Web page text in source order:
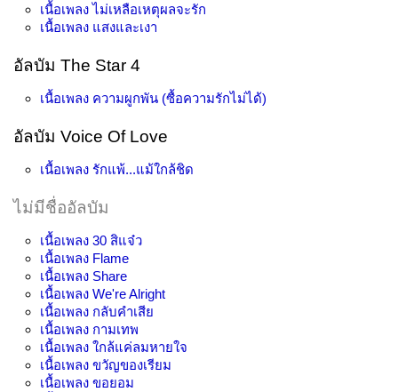
เนื้อเพลงไม่เหลือเหตุผลจะรัก
เนื้อเพลง แสงและเงา
อัลบัม The Star 4
เนื้อเพลง ความผูกพัน (ซื้อความรักไม่ได้)
อัลบัม Voice Of Love
เนื้อเพลง รักแพ้...แม้ใกล้ชิด
ไม่มีชื่ออัลบัม
เนื้อเพลง 30 สิแจ๋ว
เนื้อเพลง Flame
เนื้อเพลง Share
เนื้อเพลง We're Alright
เนื้อเพลง กลับคำเสีย
เนื้อเพลง กามเทพ
เนื้อเพลง ใกล้แค่ลมหายใจ
เนื้อเพลง ขวัญของเรียม
เนื้อเพลง ขอยอม